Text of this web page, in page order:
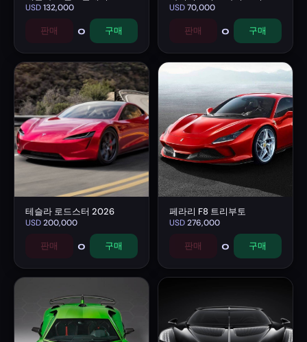
USD132,000
판매 0 구매
USD70,000
판매 0 구매
테슬라 로드스터 2026
USD200,000
판매 0 구매
페라리 F8 트리부토
USD276,000
판매 0 구매